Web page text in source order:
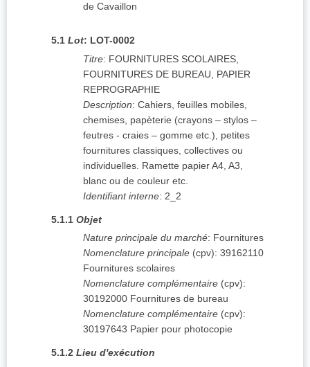
de Cavaillon
5.1 Lot: LOT-0002
Titre: FOURNITURES SCOLAIRES,
FOURNITURES DE BUREAU, PAPIER
REPROGRAPHIE
Description: Cahiers, feuilles mobiles,
chemises, papèterie (crayons – stylos –
feutres - craies – gomme etc.), petites
fournitures classiques, collectives ou
individuelles. Ramette papier A4, A3,
blanc ou de couleur etc.
Identifiant interne: 2_2
5.1.1 Objet
Nature principale du marché: Fournitures
Nomenclature principale (cpv): 39162110
Fournitures scolaires
Nomenclature complémentaire (cpv):
30192000 Fournitures de bureau
Nomenclature complémentaire (cpv):
30197643 Papier pour photocopie
5.1.2 Lieu d'exécution